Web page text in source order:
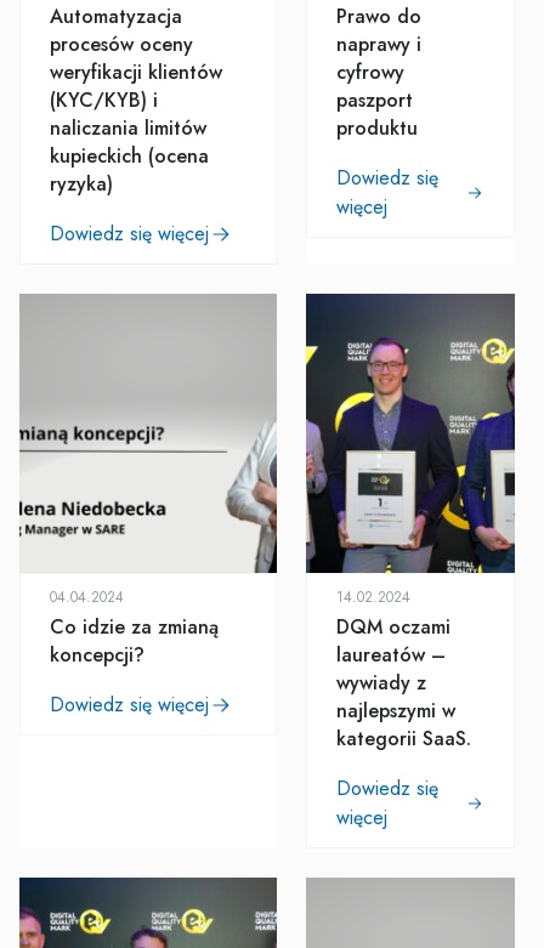
Automatyzacja
procesów oceny
weryfikacji klientów
(KYC/KYB) i
naliczania limitów
kupieckich (ocena
ryzyka)
Dowiedz się więcej
Prawo do
naprawy i
cyfrowy
paszport
produktu
Dowiedz się
więcej
04.04.2024
Co idzie za zmianą
koncepcji?
Dowiedz się więcej
14.02.2024
DQM oczami
laureatów –
wywiady z
najlepszymi w
kategorii SaaS.
Dowiedz się
więcej